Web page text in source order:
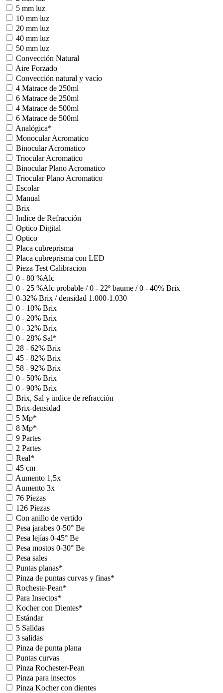
5 mm luz
10 mm luz
20 mm luz
40 mm luz
50 mm luz
Convección Natural
Aire Forzado
Convección natural y vacío
4 Matrace de 250ml
6 Matrace de 250ml
4 Matrace de 500ml
6 Matrace de 500ml
Analógica*
Monocular Acromatico
Binocular Acromatico
Triocular Acromatico
Binocular Plano Acromatico
Triocular Plano Acromatico
Escolar
Manual
Brix
Indice de Refracción
Optico Digital
Optico
Placa cubreprisma
Placa cubreprisma con LED
Pieza Test Calibracion
0 - 80 %Alc
0 - 25 %Alc probable / 0 - 22º baume / 0 - 40% Brix
0-32% Brix / densidad 1.000-1.030
0 - 10% Brix
0 - 20% Brix
0 - 32% Brix
0 - 28% Sal*
28 - 62% Brix
45 - 82% Brix
58 - 92% Brix
0 - 50% Brix
0 - 90% Brix
Brix, Sal y indice de refracción
Brix-densidad
5 Mp*
8 Mp*
9 Partes
2 Partes
Real*
45 cm
Aumento 1,5x
Aumento 3x
76 Piezas
126 Piezas
Con anillo de vertido
Pesa jarabes 0-50° Be
Pesa lejías 0-45° Be
Pesa mostos 0-30° Be
Pesa sales
Puntas planas*
Pinza de puntas curvas y finas*
Rocheste-Pean*
Para Insectos*
Kocher con Dientes*
Estándar
5 Salidas
3 salidas
Pinza de punta plana
Puntas curvas
Pinza Rochester-Pean
Pinza para insectos
Pinza Kocher con dientes